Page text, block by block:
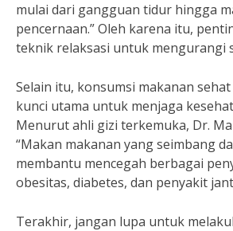
mulai dari gangguan tidur hingga
pencernaan.” Oleh karena itu,
teknik relaksasi untuk mengurangi
Selain itu, konsumsi makanan
kunci utama untuk menjaga
Menurut ahli gizi terkemuka, Dr.
“Makan makanan yang seimbang
membantu mencegah berbagai
obesitas, diabetes, dan penyakit
Terakhir, jangan lupa untuk